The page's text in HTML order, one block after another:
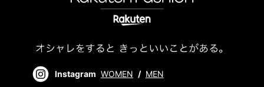
Instagram WOMEN / MEN